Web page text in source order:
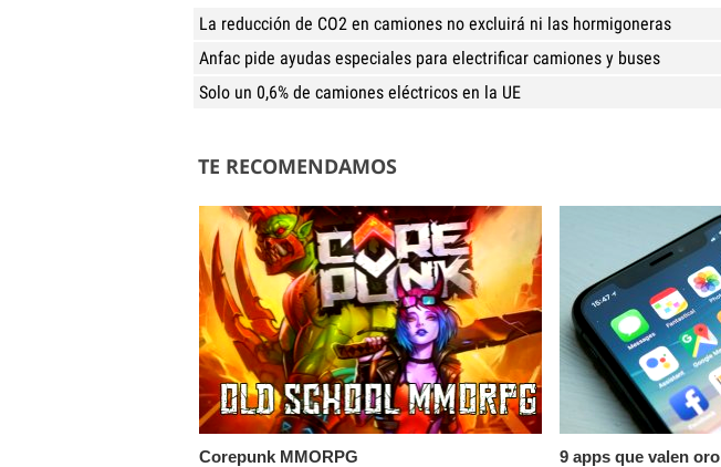
La reducción de CO2 en camiones no excluirá ni las hormigoneras
Anfac pide ayudas especiales para electrificar camiones y buses
Solo un 0,6% de camiones eléctricos en la UE
TE RECOMENDAMOS
Corepunk MMORPG
9 apps que valen oro